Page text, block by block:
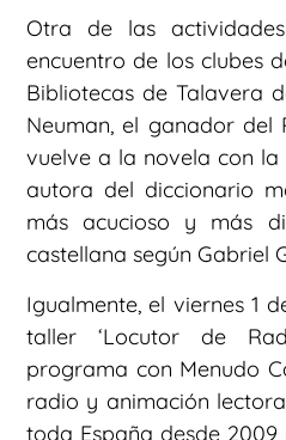
Otra de las
encuentro de los clubes
Bibliotecas de Talavera
Neuman, el ganador del
vuelve a la novela con
autora del diccionario
más acucioso y más
castellana según Gabriel
Igualmente, el viernes 1
taller ‘Locutor de
programa con Menudo
radio y animación
toda España desde